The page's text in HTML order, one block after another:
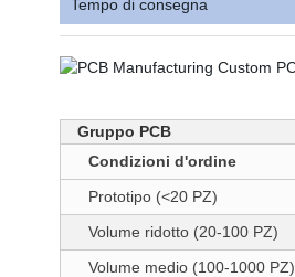
Tempo di consegna
Gruppo PCB
Condizioni d'ordine
Prototipo (<20 PZ)
Volume ridotto (20-100 PZ)
Volume medio (100-1000 PZ)